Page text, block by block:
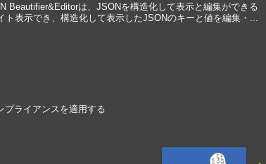
Beautifier&Editorは、JSONを構造化して表示と編集ができる
表示でき、構造化して表示したJSONのキーと値を編集・...
プライアンスを適用する